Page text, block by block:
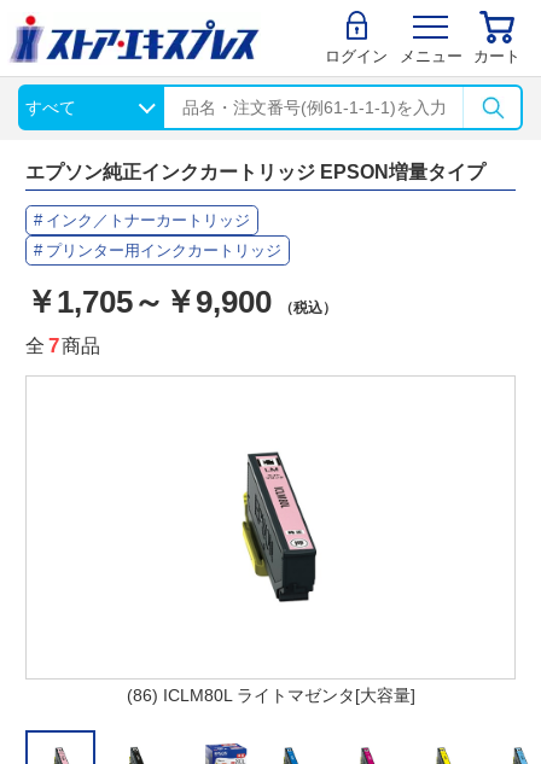
ログイン メニュー カート
エプソン純正インクカートリッジ EPSON増量タイプ
インク／トナーカートリッジ
プリンター用インクカートリッジ
￥1,705～￥9,900 （税込）
全 7商品
(86) ICLM80L ライトマゼンタ[大容量]